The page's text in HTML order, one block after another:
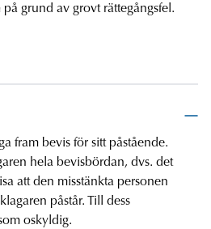
grund av grovt rättegångsfel.
fram bevis för sitt påstående.
hela bevisbördan, dvs. det
att den misstänkta personen
påstår. Till dess
oskyldig.